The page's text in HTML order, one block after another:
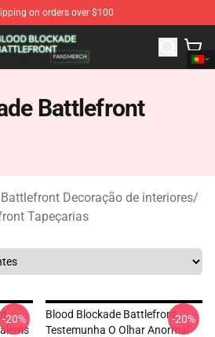
on orders over $100
Shop - Official Blood
Battlefront
Decoração de interiores/
Tapeçarias
-20%
Blood Blockade Battlefront
Testemunha O Olhar Anormal
-20%